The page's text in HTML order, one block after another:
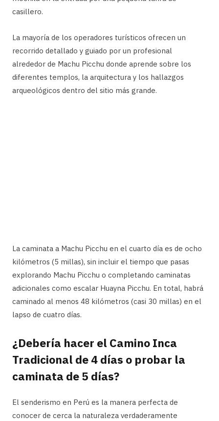
casillero.
La mayoría de los operadores turísticos ofrecen un
recorrido detallado y guiado por un profesional
alrededor de Machu Picchu donde aprende sobre los
diferentes templos, la arquitectura y los hallazgos
arqueológicos dentro del sitio más grande.
La caminata a Machu Picchu en el cuarto día es de ocho
kilómetros (5 millas), sin incluir el tiempo que pasas
explorando Machu Picchu o completando caminatas
adicionales como escalar Huayna Picchu. En total, habrá
caminado al menos 48 kilómetros (casi 30 millas) en el
lapso de cuatro días.
¿Debería hacer el Camino Inca
Tradicional de 4 días o probar la
caminata de 5 días?
El senderismo en Perú es la manera perfecta de
conocer de cerca la naturaleza verdaderamente